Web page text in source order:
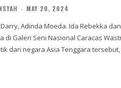
- MAY 20, 2024
Adinda Moeda. Ida Rebekka
Nasional Caracas Wastra Indonesia 2024 adalah
dari negara Asia Tenggara